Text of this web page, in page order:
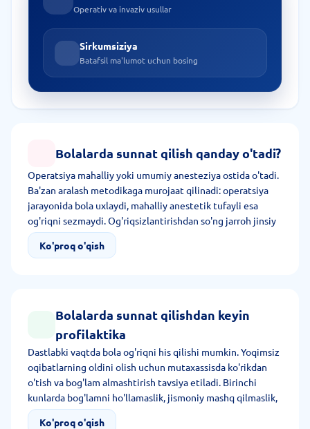
Operativ va invaziv usullar
Sirkumsiziya
Batafsil ma'lumot uchun bosing
Bolalarda sunnat qilish qanday o'tadi?
Operatsiya mahalliy yoki umumiy anesteziya ostida o'tadi.
Ba'zan aralash metodikaga murojaat qilinadi: operatsiya
jarayonida bola uxlaydi, mahalliy anestetik tufayli esa
og'riqni sezmaydi. Og'riqsizlantirishdan so'ng jarroh jinsiy
a'zoga ishlov beradi, old terini ajratadi, uni kesadi va
so'riluvchi tikuv qo'yadi. Operatsiya qilinadigan sohaga
Ko'proq o'qish
Bolalarda sunnat qilishdan keyin
profilaktika
Dastlabki vaqtda bola og'riqni his qilishi mumkin. Yoqimsiz
oqibatlarning oldini olish uchun mutaxassisda ko'rikdan
o'tish va bog'lam almashtirish tavsiya etiladi. Birinchi
kunlarda bog'lamni ho'llamaslik, jismoniy mashq qilmaslik,
tikuvlarni kesmaslik va yulmaslik kerak.
Ko'proq o'qish